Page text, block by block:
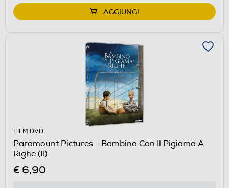
AGGIUNGI
FILM DVD
Paramount Pictures - Bambino Con Il Pigiama A
Righe (Il)
€ 6,90